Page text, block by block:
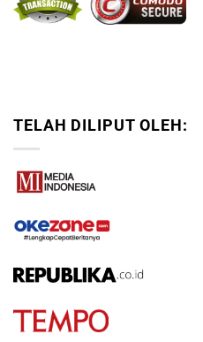
TELAH DILIPUT OLEH: